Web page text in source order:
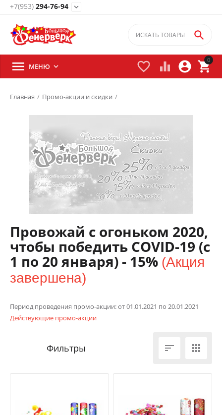
+7(953) 294-76-94 expand_more
0


 

 МЕНЮ 
Главная / Промо-акции и скидки /
Провожай с огоньком 2020,
чтобы победить COVID-19 (с
1 по 20 января) - 15% (Акция
завершена)
Период проведения промо-акции: от 01.01.2021 по 20.01.2021
Действующие промо-акции
 